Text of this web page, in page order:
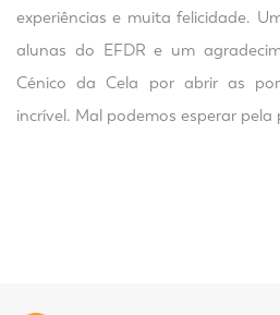
experiências e muita felicidade.
alunas do EFDR e um
Cénico da Cela por abrir as
incrível. Mal podemos esperar pela